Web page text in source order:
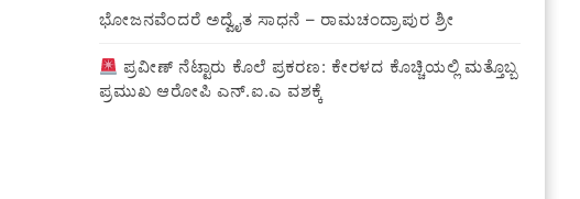
ಭೋಜನವೆಂದರೆ ಅದ್ವೈತ ಸಾಧನೆ – ರಾಮಚಂದ್ರಾಪುರ ಶ್ರೀ
ಪ್ರವೀಣ್ ನೆಟ್ಟಾರು ಕೊಲೆ ಪ್ರಕರಣ: ಕೇರಳದ ಕೊಚ್ಚಿಯಲ್ಲಿ ಮತ್ತೊಬ್ಬ
ಪ್ರಮುಖ ಆರೋಪಿ ಎನ್.ಐ.ಎ ವಶಕ್ಕೆ